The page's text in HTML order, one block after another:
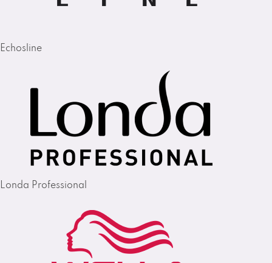
Echosline
Londa Professional